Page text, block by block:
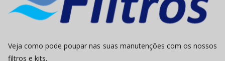
Veja como pode poupar nas suas manutenções com os nossos
filtros e kits.